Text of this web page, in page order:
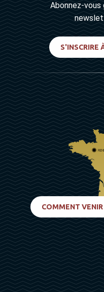
Abonnez-
S'INSCRIRE
COMMENT VENIR